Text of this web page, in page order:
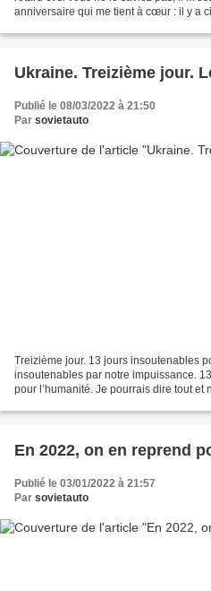
anniversaire qui me tient à cœur : il y a
Ukraine. Treizième jour.
Publié le 08/03/2022 à 21:50
Par sovietauto
Treizième jour. 13 jours insoutenables
insoutenables par notre impuissance.
pour l’humanité. Je pourrais dire tout et
En 2022, on en reprend
Publié le 03/01/2022 à 21:57
Par sovietauto